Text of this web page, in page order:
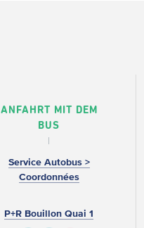
ANFAHRT MIT DEM
BUS
Service Autobus >
Coordonnées
P+R Bouillon Quai 1